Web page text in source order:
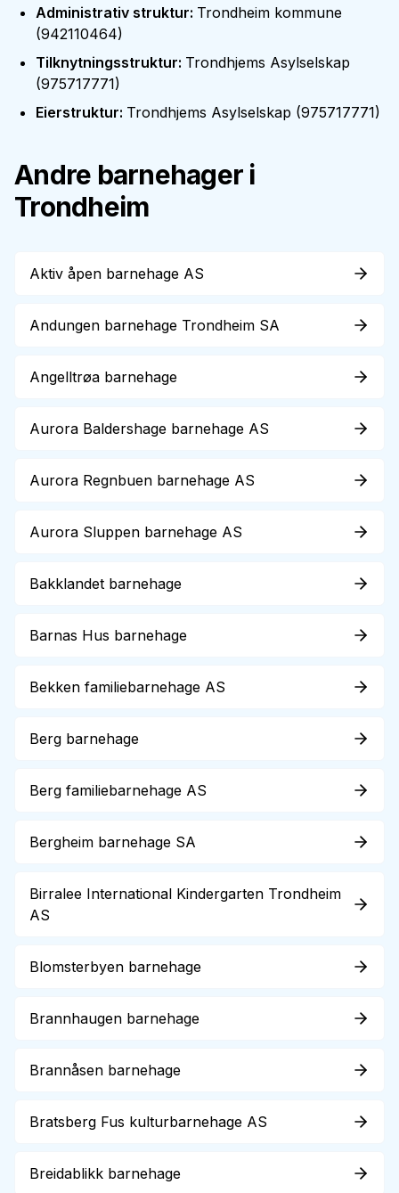
Administrativ struktur: Trondheim kommune
(942110464)
Tilknytningsstruktur: Trondhjems Asylselskap
(975717771)
Eierstruktur: Trondhjems Asylselskap (975717771)
Andre barnehager i
Trondheim
Aktiv åpen barnehage AS
Andungen barnehage Trondheim SA
Angelltrøa barnehage
Aurora Baldershage barnehage AS
Aurora Regnbuen barnehage AS
Aurora Sluppen barnehage AS
Bakklandet barnehage
Barnas Hus barnehage
Bekken familiebarnehage AS
Berg barnehage
Berg familiebarnehage AS
Bergheim barnehage SA
Birralee International Kindergarten Trondheim
AS
Blomsterbyen barnehage
Brannhaugen barnehage
Brannåsen barnehage
Bratsberg Fus kulturbarnehage AS
Breidablikk barnehage